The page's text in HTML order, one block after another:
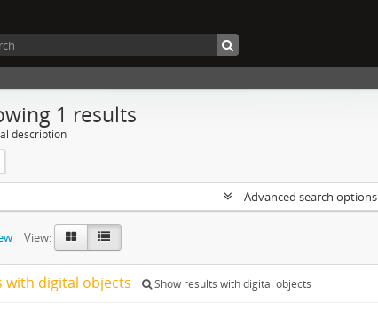
1 results
description
Advanced search options
View:
with digital objects Show results with digital objects